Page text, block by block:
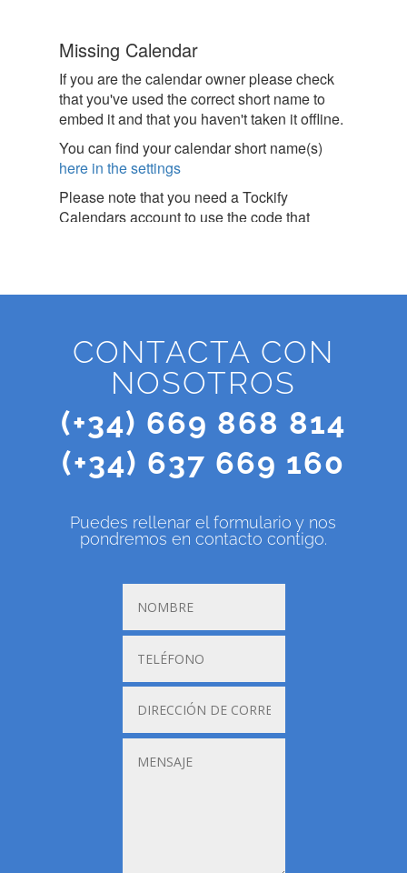
CONTACTA CON
NOSOTROS
(+34) 669 868 814
(+34) 637 669 160
Puedes rellenar el formulario y nos
pondremos en contacto contigo.